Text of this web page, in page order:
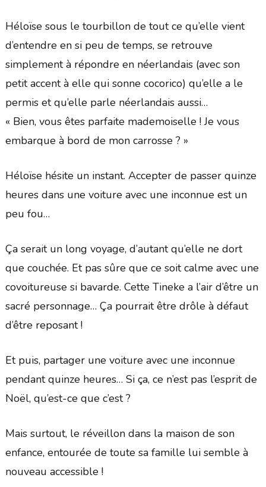
Héloïse sous le tourbillon de tout ce qu’elle vient
d’entendre en si peu de temps, se retrouve
simplement à répondre en néerlandais (avec son
petit accent à elle qui sonne cocorico) qu’elle a le
permis et qu’elle parle néerlandais aussi…
« Bien, vous êtes parfaite mademoiselle ! Je vous
embarque à bord de mon carrosse ? »
Héloïse hésite un instant. Accepter de passer quinze
heures dans une voiture avec une inconnue est un
peu fou…
Ça serait un long voyage, d’autant qu’elle ne dort
que couchée. Et pas sûre que ce soit calme avec une
covoitureuse si bavarde. Cette Tineke a l’air d’être un
sacré personnage… Ça pourrait être drôle à défaut
d’être reposant !
Et puis, partager une voiture avec une inconnue
pendant quinze heures… Si ça, ce n’est pas l’esprit de
Noël, qu’est-ce que c’est ?
Mais surtout, le réveillon dans la maison de son
enfance, entourée de toute sa famille lui semble à
nouveau accessible !